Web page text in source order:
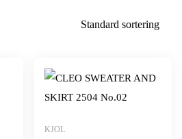
Standard sortering
KJOL